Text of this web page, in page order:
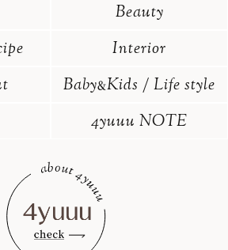
Beauty
Interior
Baby&Kids / Life style
4yuuu NOTE